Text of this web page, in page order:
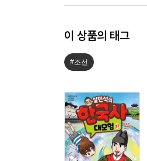
이 상품의 태그
#조선